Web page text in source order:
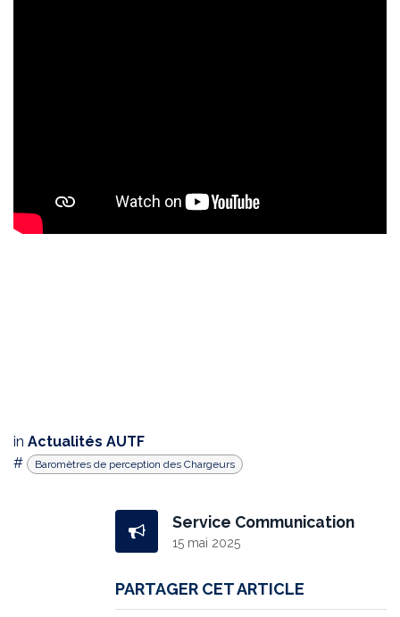
in Actualités AUTF
#
Baromètres de perception des Chargeurs
Service Communication
15 mai 2025
PARTAGER CET ARTICLE